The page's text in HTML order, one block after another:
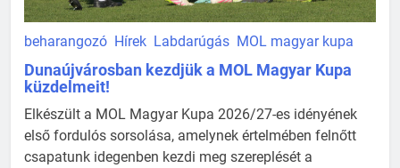
beharangozó Hírek Labdarúgás MOL magyar kupa
Dunaújvárosban kezdjük a MOL Magyar Kupa
küzdelmeit!
Elkészült a MOL Magyar Kupa 2026/27-es idényének
első fordulós sorsolása, amelynek értelmében felnőtt
csapatunk idegenben kezdi meg szereplését a